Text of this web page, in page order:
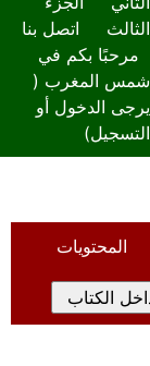
الثالث
اتصل بنا
مرحبًا بكم في
شمس المغرب (
يرجى الدخول أو
التسجيل)
المحتويات